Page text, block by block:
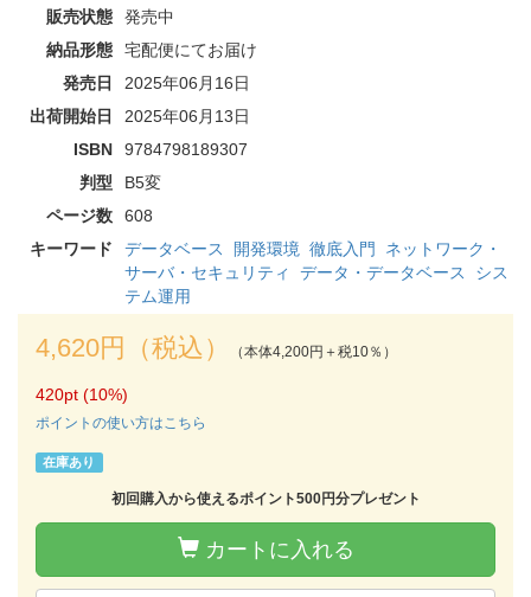
販売状態
発売中
納品形態
宅配便にてお届け
発売日
2025年06月16日
出荷開始日
2025年06月13日
ISBN
9784798189307
判型
B5変
ページ数
608
キーワード
データベース 開発環境 徹底入門
ネットワーク・
サーバ・セキュリティ
データ・データベース
シス
テム運用
4,620円（税込） （本体4,200円＋税10％）
420pt (10%)
ポイントの使い方はこちら
在庫あり
初回購入から使えるポイント500円分プレゼント
カートに入れる